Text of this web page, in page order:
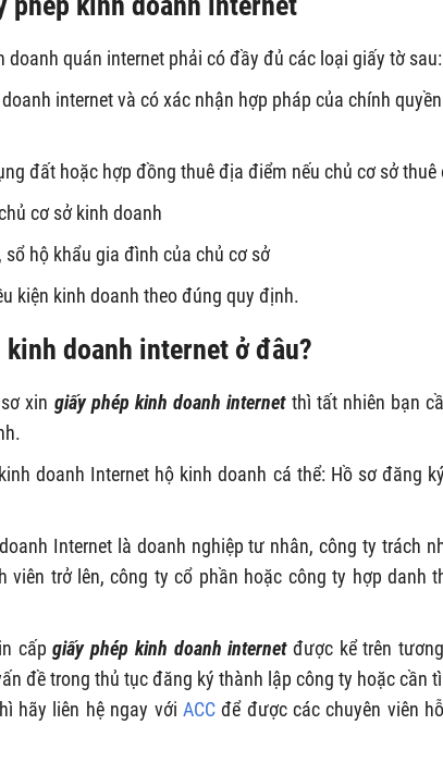
doanh quán internet phải có đầy đủ các loại giấy tờ sau:
internet và có xác nhận hợp pháp của chính
đất hoặc hợp đồng thuê địa điểm nếu chủ cơ sở
cơ sở kinh doanh
hộ khẩu gia đình của chủ cơ sở
kiện kinh doanh theo đúng quy định.
doanh internet ở đâu?
xin giấy phép kinh doanh internetthì tất nhiên bạn
doanh Internet hộ kinh doanh cá thể: Hồ sơ đăng
Internet là doanh nghiệp tư nhân, công ty trách
viên trở lên, công ty cổ phần hoặc công ty hợp danh
cấpgiấy phép kinh doanh internetđược kể trên
đề trong thủ tục đăng ký thành lập công ty hoặc cần
hãy liên hệ ngay với ACCđể được các chuyên viên